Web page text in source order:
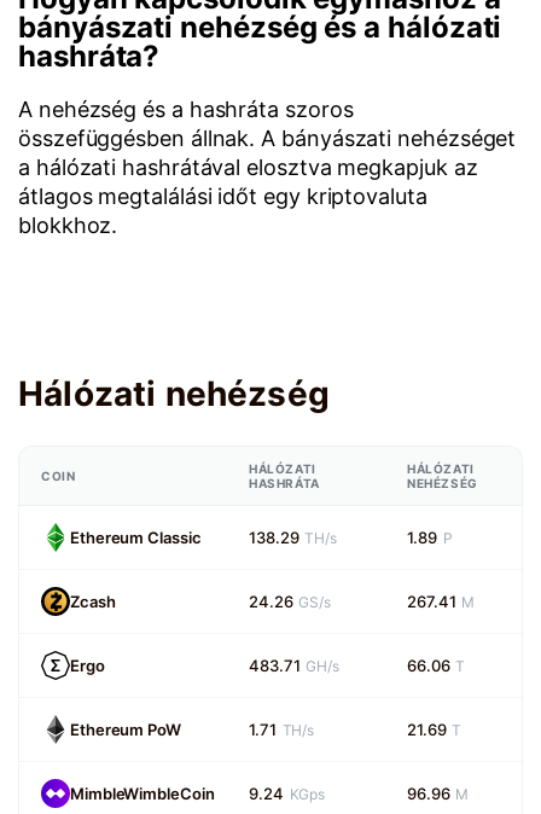
bányászati nehézség és a hálózati
hashráta?
A nehézség és a hashráta szoros
összefüggésben állnak. A bányászati nehézséget
a hálózati hashrátával elosztva megkapjuk az
átlagos megtalálási időt egy kriptovaluta
blokkhoz.
Hálózati nehézség
COIN
HÁLÓZATI
HASHRÁTA
HÁLÓZATI
NEHÉZSÉG
Ethereum Classic 138.29 TH/s 1.89 P
Zcash 24.26 GS/s 267.41 M
Ergo 483.71 GH/s 66.06 T
Ethereum PoW 1.71 TH/s 21.69 T
MimbleWimbleCoin 9.24 KGps 96.96 M